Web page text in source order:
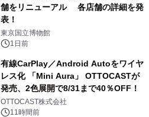
舗をリニューアル 各店舗の詳細を発
表！
東京国立博物館
1日前
有線CarPlay／Android Autoをワイヤ
レス化 「Mini Aura」 OTTOCASTが
発売、2色展開で8/31まで40％OFF！
OTTOCAST株式会社
11時間前